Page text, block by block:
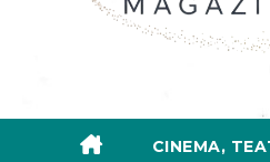
CINEMA,